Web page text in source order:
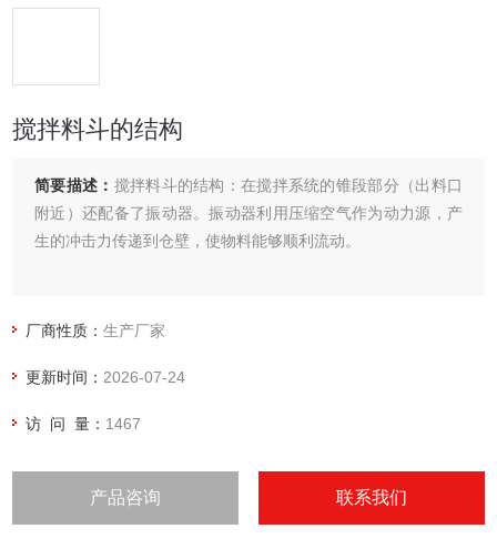
搅拌料斗的结构
简要描述： 搅拌料斗的结构：在搅拌系统的锥段部分（出料口
附近）还配备了振动器。振动器利用压缩空气作为动力源，产
生的冲击力传递到仓壁，使物料能够顺利流动。
厂商性质：生产厂家
更新时间： 2026-07-24
访 问 量： 1467
产品咨询 联系我们